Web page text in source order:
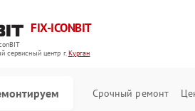
FIX-ICONBIT
cервисный центр г.Курган
Срочный ремонт